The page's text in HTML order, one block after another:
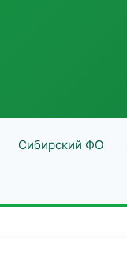
Сибирский ФО